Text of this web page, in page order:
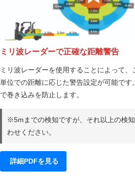
ミリ波レーダーで正確な距離警告
ミリ波レーダーを使用することによって
単位での距離に応じた警告設定が可能で
で巻き込みを防止します。
※5mまでの検知ですが、それ以上の検
わせください。
詳細PDFを見る